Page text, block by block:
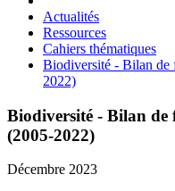
Actualités
Ressources
Cahiers thématiques
Biodiversité - Bilan de
2022)
Biodiversité - Bilan de
(2005-2022)
Décembre 2023